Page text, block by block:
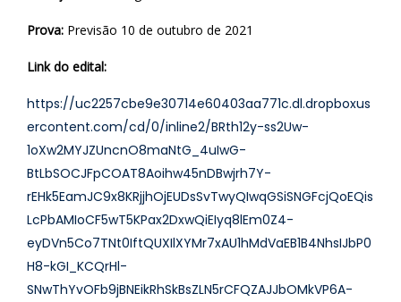
Prova: Previsão 10 de outubro de 2021
Link do edital:
https://uc2257cbe9e30714e60403aa771c.dl.dropboxus
ercontent.com/cd/0/inline2/BRth12y-ss2Uw-
1oXw2MYJZUncnO8maNtG_4uIwG-
BtLbSOCJFpCOAT8Aoihw45nDBwjrh7Y-
rEHk5EamJC9x8KRjjhOjEUDsSvTwyQIwqGSiSNGFcjQoEQis
LcPbAMIoCF5wT5KPax2DxwQiEIyq8lEm0Z4-
eyDVn5Co7TNt0IftQUXIlXYMr7xAU1hMdVaEB1B4NhsIJbP0
H8-kGI_KCQrHl-
SNwThYvOFb9jBNEikRhSkBsZLN5rCFQZAJJbOMkVP6A-